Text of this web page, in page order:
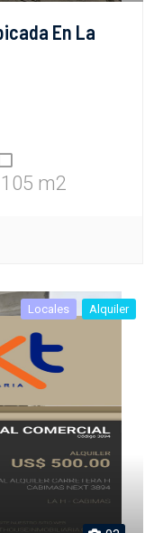
En La
105 m2
Locales Alquiler